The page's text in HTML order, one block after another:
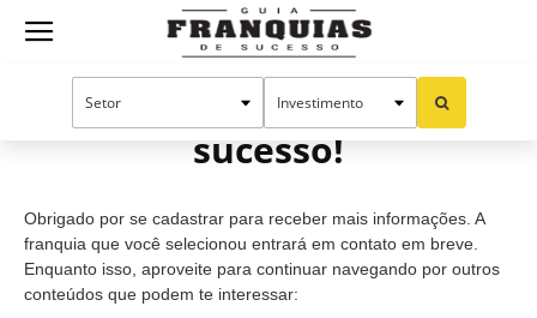
Guia
Cadastro efetuado com
sucesso!
Obrigado por se cadastrar para receber mais informações. A
franquia que você selecionou entrará em contato em breve.
Enquanto isso, aproveite para continuar navegando por outros
conteúdos que podem te interessar: